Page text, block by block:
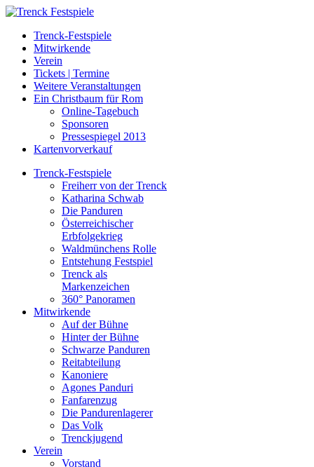
Trenck-Festspiele
Mitwirkende
Verein
Tickets | Termine
Weitere Veranstaltungen
Ein Christbaum für Rom
Online-Tagebuch
Sponsoren
Pressespiegel 2013
Kartenvorverkauf
Trenck-Festspiele
Freiherr von der Trenck
Katharina Schwab
Die Panduren
Österreichischer
Erbfolgekrieg
Waldmünchens Rolle
Entstehung Festspiel
Trenck als
Markenzeichen
360° Panoramen
Mitwirkende
Auf der Bühne
Hinter der Bühne
Schwarze Panduren
Reitabteilung
Kanoniere
Agones Panduri
Fanfarenzug
Die Pandurenlagerer
Das Volk
Trenckjugend
Verein
Vorstand